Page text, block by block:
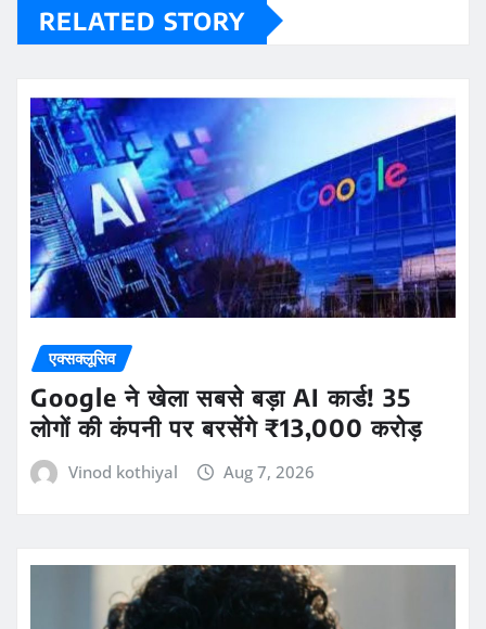
RELATED STORY
एक्सक्लूसिव
Google ने खेला सबसे बड़ा AI कार्ड! 35
लोगों की कंपनी पर बरसेंगे ₹13,000 करोड़
Vinod kothiyal Aug 7, 2026